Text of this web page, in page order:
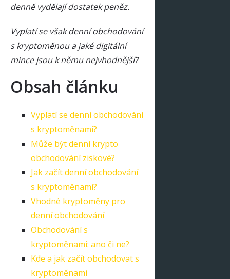
denně vydělají dostatek peněz.
Vyplatí se však denní obchodování
s kryptoměnou a jaké digitální
mince jsou k němu nejvhodnější?
Obsah článku
Vyplatí se denní obchodování
s kryptoměnami?
Může být denní krypto
obchodování ziskové?
Jak začít denní obchodování
s kryptoměnami?
Vhodné kryptoměny pro
denní obchodování
Obchodování s
kryptoměnami: ano či ne?
Kde a jak začít obchodovat s
kryptoměnami